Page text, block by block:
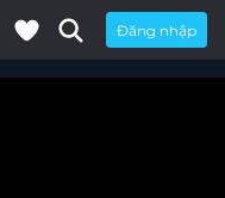
Đăng nhập